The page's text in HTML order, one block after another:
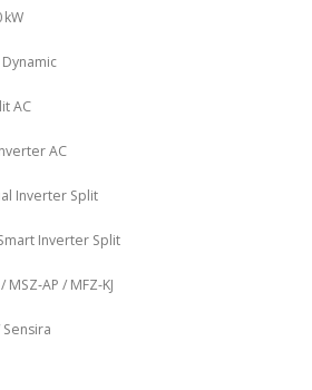
kW
AC
AC
Inverter Split
Inverter Split
/ MFZ-KJ
Sensira